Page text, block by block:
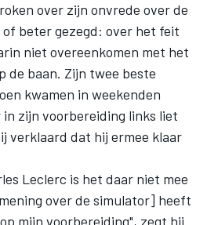
over zijn onvrede over de
of beter gezegd: over het feit
niet overeenkomen met het
de baan. Zijn twee beste
kwamen in weekenden
zijn voorbereiding links liet
verklaard dat hij ermee klaar
Leclerc is het daar niet mee
over de simulator] heeft
mijn voorbereiding", zegt hij